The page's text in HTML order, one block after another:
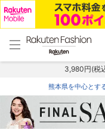
menu home
トップ
3,980円(税
熊本県を中心とす